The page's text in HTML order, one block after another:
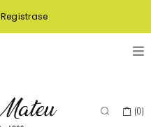
Registrase
(0)